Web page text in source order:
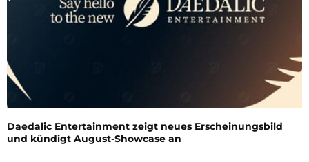
Daedalic Entertainment zeigt neues Erscheinungsbild
und kündigt August-Showcase an